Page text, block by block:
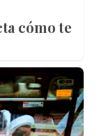
cómo te